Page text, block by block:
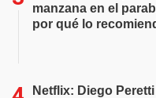
manzana en el
por qué lo
Netflix: Diego